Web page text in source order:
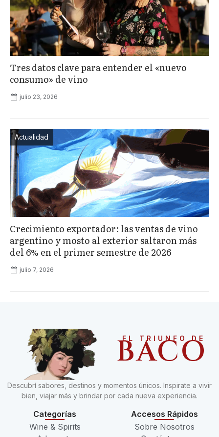
Tres datos clave para entender el «nuevo
consumo» de vino
julio 23, 2026
Actualidad
Crecimiento exportador: las ventas de vino
argentino y mosto al exterior saltaron más
del 6% en el primer semestre de 2026
julio 7, 2026
EL TRIUNFO DE
BACO
Descubrí sabores, destinos y momentos únicos. Inspirate a vivir
bien, viajar más y brindar por cada nueva experiencia.
Categorías
Wine & Spirits
Accesos Rápidos
Sobre Nosotros